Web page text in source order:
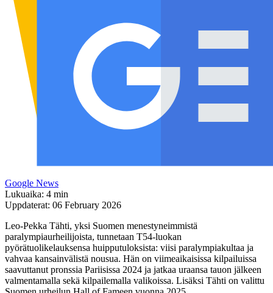
Google News
Lukuaika: 4 min
Uppdaterat: 06 February 2026
Leo-Pekka Tähti, yksi Suomen menestyneimmistä
paralympiaurheilijoista, tunnetaan T54-luokan
pyörätuolikelauksensa huipputuloksista: viisi paralympiakultaa ja
vahvaa kansainvälistä nousua. Hän on viimeaikaisissa kilpailuissa
saavuttanut pronssia Pariisissa 2024 ja jatkaa uraansa tauon jälkeen
valmentamalla sekä kilpailemalla valikoissa. Lisäksi Tähti on valittu